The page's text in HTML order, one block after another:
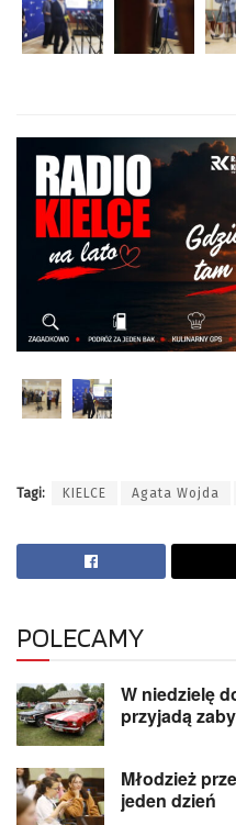
Tagi: KIELCE Agata Wojda
POLECAMY
W niedzielę
przyjadą
Młodzież
jeden dzień